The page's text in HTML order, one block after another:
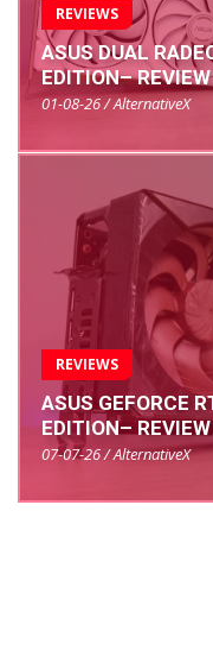
REVIEWS
ASUS DUAL
EDITION– REVIEW
01-08-26 / AlternativeX
REVIEWS
ASUS GEFORCE
EDITION– REVIEW
07-07-26 / AlternativeX